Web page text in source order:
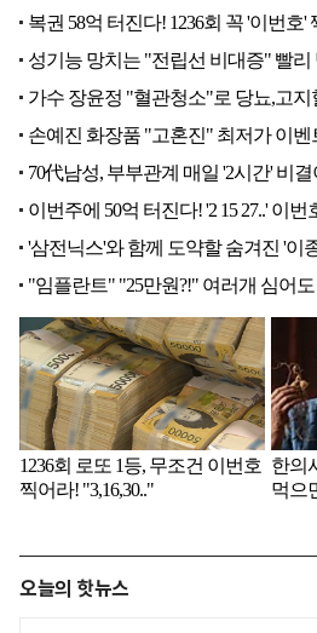
오늘의 핫뉴스